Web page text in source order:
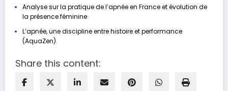
Analyse sur la pratique de l’apnée en France et évolution de
la présence féminine.
L’apnée, une discipline entre histoire et performance
(AquaZen).
Share this content: